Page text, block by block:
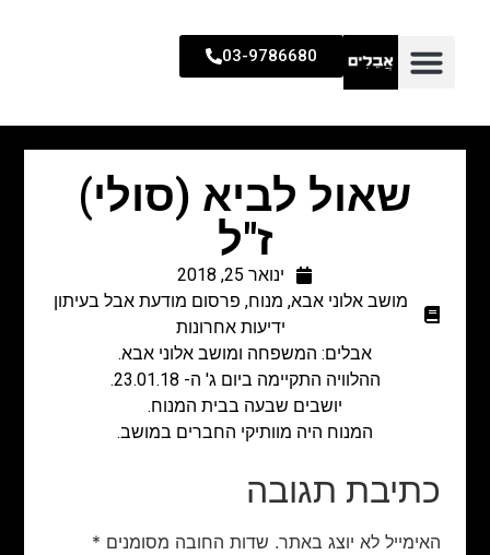
03-9786680
שאול לביא (סולי)
ז"ל
ינואר 25, 2018
מושב אלוני אבא, מנוח, פרסום מודעת אבל בעיתון
ידיעות אחרונות
אבלים: המשפחה ומושב אלוני אבא.
ההלוויה התקיימה ביום ג' ה- 23.01.18.
יושבים שבעה בבית המנוח.
המנוח היה מוותיקי החברים במושב.
כתיבת תגובה
האימייל לא יוצג באתר. שדות החובה מסומנים *